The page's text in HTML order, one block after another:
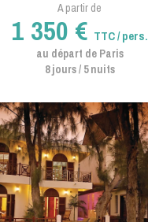
A partir de
1 350 € TTC / pers.
au départ de Paris
8 jours / 5 nuits